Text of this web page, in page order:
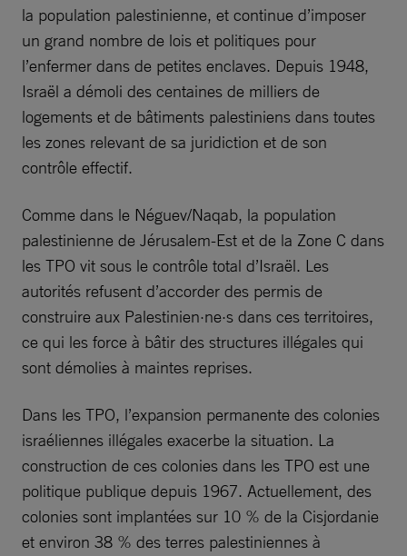
la population palestinienne, et continue d’imposer
un grand nombre de lois et politiques pour
l’enfermer dans de petites enclaves. Depuis 1948,
Israël a démoli des centaines de milliers de
logements et de bâtiments palestiniens dans toutes
les zones relevant de sa juridiction et de son
contrôle effectif.
Comme dans le Néguev/Naqab, la population
palestinienne de Jérusalem-Est et de la Zone C dans
les TPO vit sous le contrôle total d’Israël. Les
autorités refusent d’accorder des permis de
construire aux Palestinien·ne·s dans ces territoires,
ce qui les force à bâtir des structures illégales qui
sont démolies à maintes reprises.
Dans les TPO, l’expansion permanente des colonies
israéliennes illégales exacerbe la situation. La
construction de ces colonies dans les TPO est une
politique publique depuis 1967. Actuellement, des
colonies sont implantées sur 10 % de la Cisjordanie
et environ 38 % des terres palestiniennes à